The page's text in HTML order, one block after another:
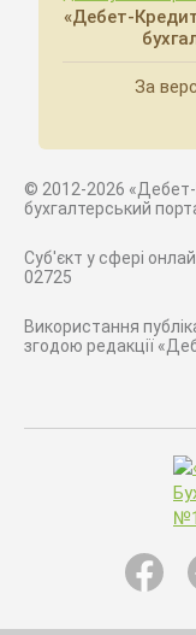
«Дебет-
За
© 2012-2026 «Дебет-
бухгалтерський
Суб'єкт у сфері
02725
Використання
згодою редакції